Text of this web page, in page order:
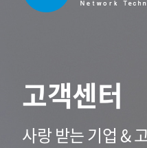
고객센터
사랑 받는 기업 &